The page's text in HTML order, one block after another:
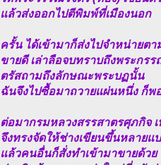
แล้วส่งออกไปตีพิมพ์ที่เมืองนอก
ครั้น ได้เข้ามาก็ส่งไปจำหน่ายต
ขายดี เล่าลือจบทราบถึงพระกร
ตรัสถามถึงลักษณะพระบฏนั้น
ฉันจึงไปซื้อมาถวายแผ่นหนึ่ง ก็พ
ต่อมากรมหลวงสรรสาตรศุภกิจ
จึงทรงจัดให้ช่างเขียนขึ้นหลายแ
แล้วคนอื่นก็สั่งทำเข้ามาขายด้วย